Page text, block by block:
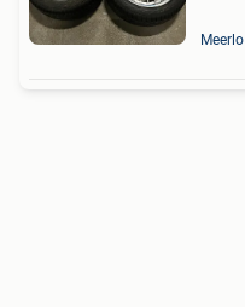
Meerlo